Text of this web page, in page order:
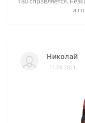
и
Николай
11.09.2021